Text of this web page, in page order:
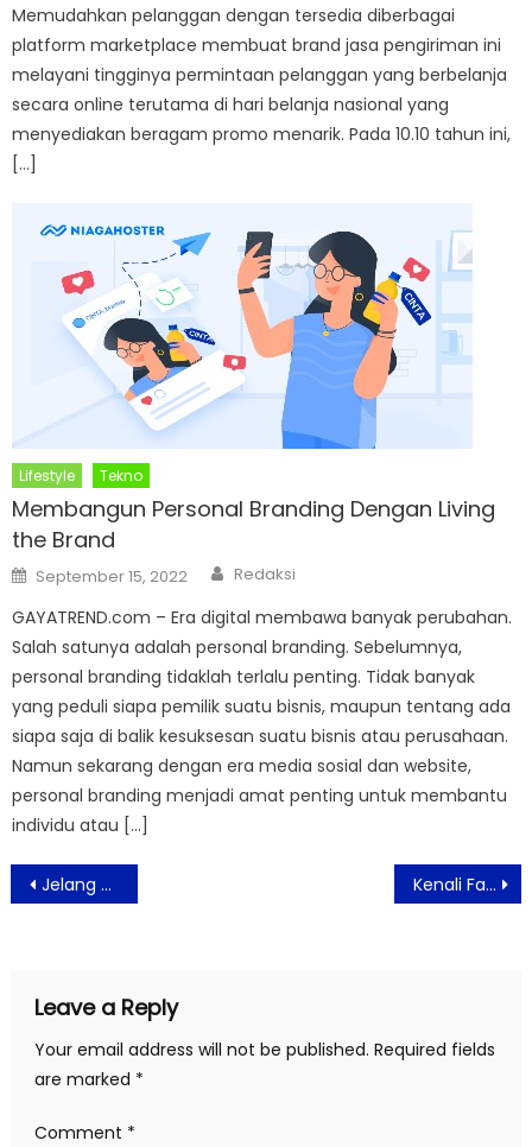
Memudahkan pelanggan dengan tersedia diberbagai
platform marketplace membuat brand jasa pengiriman ini
melayani tingginya permintaan pelanggan yang berbelanja
secara online terutama di hari belanja nasional yang
menyediakan beragam promo menarik. Pada 10.10 tahun ini,
[…]
Lifestyle Tekno
Membangun Personal Branding Dengan Living
the Brand
Posted
on
September 15, 2022 Author
Redaksi
GAYATREND.com – Era digital membawa banyak perubahan.
Salah satunya adalah personal branding. Sebelumnya,
personal branding tidaklah terlalu penting. Tidak banyak
yang peduli siapa pemilik suatu bisnis, maupun tentang ada
siapa saja di balik kesuksesan suatu bisnis atau perusahaan.
Namun sekarang dengan era media sosial dan website,
personal branding menjadi amat penting untuk membantu
individu atau […]
Post
navigation
Jelang Setengah Abad, God Bless Siapkan Konser, Biografi Hingga Dokumenter Kenali Faktor Resiko Hepatitis Akut Misterius Pada Anak
Leave a Reply
Your email address will not be published. Required fields
are marked *
Comment *